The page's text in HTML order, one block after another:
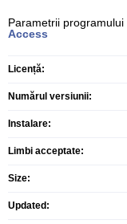
Parametrii programului
Access
Licență:
Numărul versiunii:
Instalare:
Limbi acceptate:
Size:
Updated: